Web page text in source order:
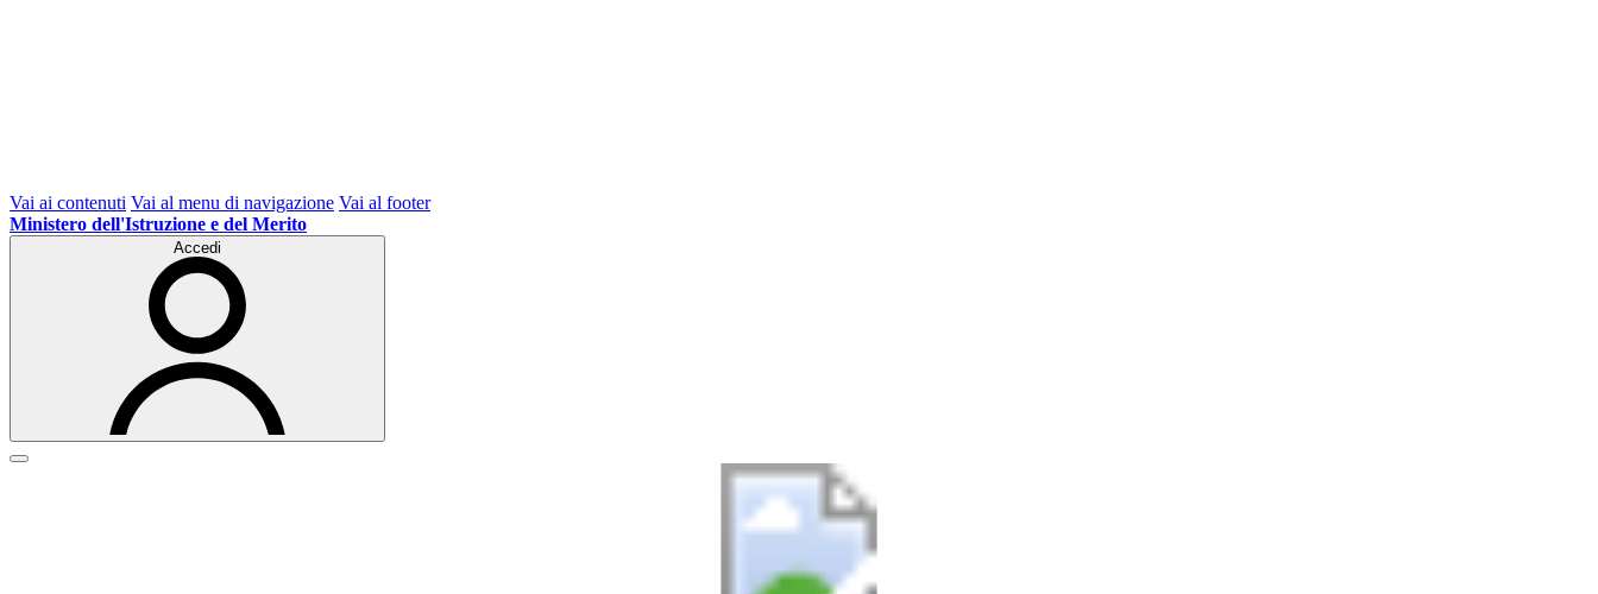
Vai ai contenuti Vai al menu di navigazione Vai al footer
Ministero dell'Istruzione e del Merito
Accedi